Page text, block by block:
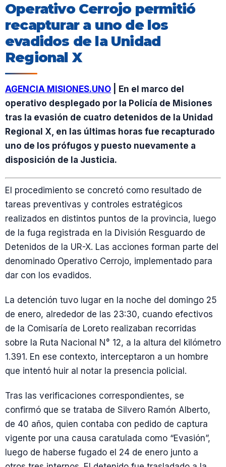
Operativo Cerrojo permitió
recapturar a uno de los
evadidos de la Unidad
Regional X
AGENCIA MISIONES.UNO | En el marco del
operativo desplegado por la Policía de Misiones
tras la evasión de cuatro detenidos de la Unidad
Regional X, en las últimas horas fue recapturado
uno de los prófugos y puesto nuevamente a
disposición de la Justicia.
El procedimiento se concretó como resultado de
tareas preventivas y controles estratégicos
realizados en distintos puntos de la provincia, luego
de la fuga registrada en la División Resguardo de
Detenidos de la UR-X. Las acciones forman parte del
denominado Operativo Cerrojo, implementado para
dar con los evadidos.
La detención tuvo lugar en la noche del domingo 25
de enero, alrededor de las 23:30, cuando efectivos
de la Comisaría de Loreto realizaban recorridas
sobre la Ruta Nacional N° 12, a la altura del kilómetro
1.391. En ese contexto, interceptaron a un hombre
que intentó huir al notar la presencia policial.
Tras las verificaciones correspondientes, se
confirmó que se trataba de Silvero Ramón Alberto,
de 40 años, quien contaba con pedido de captura
vigente por una causa caratulada como “Evasión”,
luego de haberse fugado el 24 de enero junto a